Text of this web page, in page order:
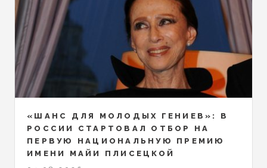
«ШАНС ДЛЯ МОЛОДЫХ ГЕНИЕВ»: В
РОССИИ СТАРТОВАЛ ОТБОР НА
ПЕРВУЮ НАЦИОНАЛЬНУЮ ПРЕМИЮ
ИМЕНИ МАЙИ ПЛИСЕЦКОЙ